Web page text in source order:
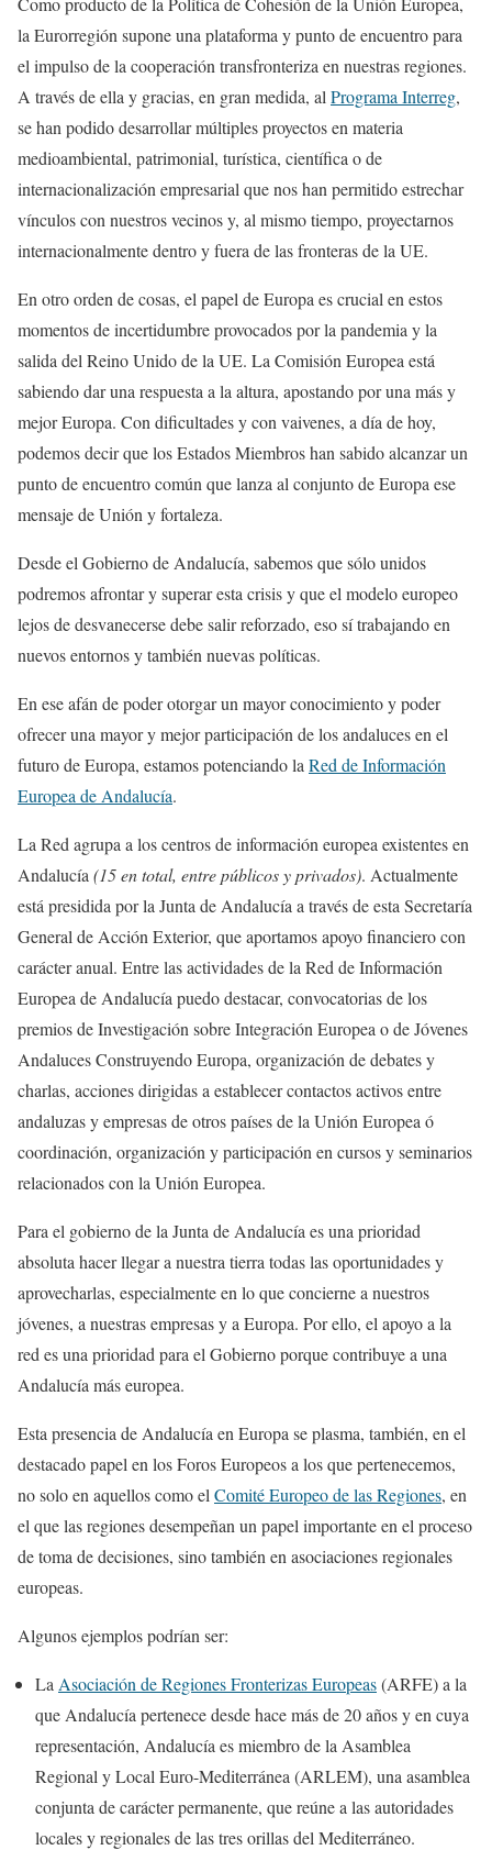
la Eurorregión supone una plataforma y punto de encuentro para
el impulso de la cooperación transfronteriza en nuestras regiones.
A través de ella y gracias, en gran medida, al Programa Interreg,
se han podido desarrollar múltiples proyectos en materia
medioambiental, patrimonial, turística, científica o de
internacionalización empresarial que nos han permitido estrechar
vínculos con nuestros vecinos y, al mismo tiempo, proyectarnos
internacionalmente dentro y fuera de las fronteras de la UE.
En otro orden de cosas, el papel de Europa es crucial en estos
momentos de incertidumbre provocados por la pandemia y la
salida del Reino Unido de la UE. La Comisión Europea está
sabiendo dar una respuesta a la altura, apostando por una más y
mejor Europa. Con dificultades y con vaivenes, a día de hoy,
podemos decir que los Estados Miembros han sabido alcanzar un
punto de encuentro común que lanza al conjunto de Europa ese
mensaje de Unión y fortaleza.
Desde el Gobierno de Andalucía, sabemos que sólo unidos
podremos afrontar y superar esta crisis y que el modelo europeo
lejos de desvanecerse debe salir reforzado, eso sí trabajando en
nuevos entornos y también nuevas políticas.
En ese afán de poder otorgar un mayor conocimiento y poder
ofrecer una mayor y mejor participación de los andaluces en el
futuro de Europa, estamos potenciando la Red de Información
Europea de Andalucía.
La Red agrupa a los centros de información europea existentes en
Andalucía (15 en total, entre públicos y privados). Actualmente
está presidida por la Junta de Andalucía a través de esta Secretaría
General de Acción Exterior, que aportamos apoyo financiero con
carácter anual. Entre las actividades de la Red de Información
Europea de Andalucía puedo destacar, convocatorias de los
premios de Investigación sobre Integración Europea o de Jóvenes
Andaluces Construyendo Europa, organización de debates y
charlas, acciones dirigidas a establecer contactos activos entre
andaluzas y empresas de otros países de la Unión Europea ó
coordinación, organización y participación en cursos y seminarios
relacionados con la Unión Europea.
Para el gobierno de la Junta de Andalucía es una prioridad
absoluta hacer llegar a nuestra tierra todas las oportunidades y
aprovecharlas, especialmente en lo que concierne a nuestros
jóvenes, a nuestras empresas y a Europa. Por ello, el apoyo a la
red es una prioridad para el Gobierno porque contribuye a una
Andalucía más europea.
Esta presencia de Andalucía en Europa se plasma, también, en el
destacado papel en los Foros Europeos a los que pertenecemos,
no solo en aquellos como el Comité Europeo de las Regiones, en
el que las regiones desempeñan un papel importante en el proceso
de toma de decisiones, sino también en asociaciones regionales
europeas.
Algunos ejemplos podrían ser:
La Asociación de Regiones Fronterizas Europeas(ARFE) a la
que Andalucía pertenece desde hace más de 20 años y en cuya
representación, Andalucía es miembro de la Asamblea
Regional y Local Euro-Mediterránea (ARLEM), una asamblea
conjunta de carácter permanente, que reúne a las autoridades
locales y regionales de las tres orillas del Mediterráneo.